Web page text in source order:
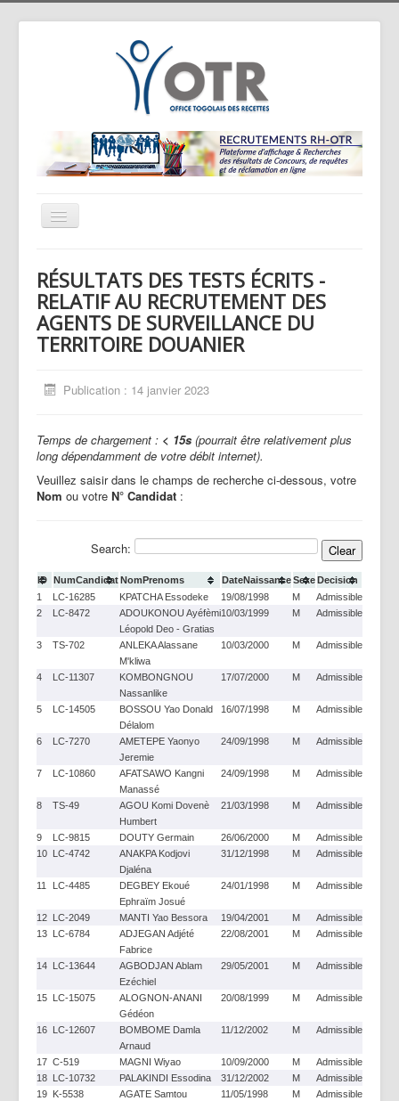
Basculer
la
Résultats de Concours
Contactez-nous
RÉSULTATS DES TESTS ÉCRITS -
RELATIF AU RECRUTEMENT DES
AGENTS DE SURVEILLANCE DU
TERRITOIRE DOUANIER
Publication : 14 janvier 2023
Temps de chargement : < 15s (pourrait être relativement plus
long dépendamment de votre débit internet).
Veuillez saisir dans le champs de recherche ci-dessous, votre
Nom ou votre N° Candidat :
Search:
ID NumCandidatNomPrenoms DateNaissanceSexeDecision
1
LC-16285 KPATCHA Essodeke 19/08/1998 M
Admissible
2
LC-8472
ADOUKONOU Ayéfèmi
Léopold Deo - Gratias
10/03/1999 M Admissible
3 TS-702
ANLEKA Alassane
M'kliwa
10/03/2000 M Admissible
4 LC-11307
KOMBONGNOU
Nassanlike
17/07/2000 M Admissible
5 LC-14505
BOSSOU Yao Donald
Délalom
16/07/1998 M Admissible
6 LC-7270
AMETEPE Yaonyo
Jeremie
24/09/1998 M Admissible
7 LC-10860
AFATSAWO Kangni
Manassé
24/09/1998 M Admissible
8 TS-49
AGOU Komi Dovenè
Humbert
21/03/1998 M Admissible
9 LC-9815 DOUTY Germain 26/06/2000 M
Admissible
10 LC-4742
ANAKPA Kodjovi
Djaléna
31/12/1998 M Admissible
11 LC-4485
DEGBEY Ekoué
Ephraïm Josué
24/01/1998 M Admissible
12 LC-2049 MANTI Yao Bessora 19/04/2001 M
Admissible
13 LC-6784
ADJEGAN Adjété
Fabrice
22/08/2001 M Admissible
14 LC-13644
AGBODJAN Ablam
Ezéchiel
29/05/2001 M Admissible
15 LC-15075
ALOGNON-ANANI
Gédéon
20/08/1999 M Admissible
16 LC-12607
BOMBOME Damla
Arnaud
11/12/2002 M Admissible
17 C-519 MAGNI Wiyao 10/09/2000 M
Admissible
18 LC-10732 PALAKINDI Essodina 31/12/2002 M
Admissible
19 K-5538
AGATE Samtou
11/05/1998 M Admissible